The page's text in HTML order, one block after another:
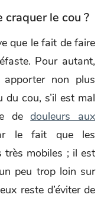
le cou ?
que le fait de faire
Pour autant,
non plus
du cou, s’il est mal
dedouleurs aux
le fait que les
très mobiles ; il est
peu trop loin sur
reste d’éviter de